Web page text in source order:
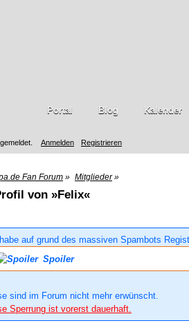
Anmelden Registrieren
Portal Blog Kalender
Fan Forum » Mitglieder»
von »Felix«
auf grund des massiven Spambots
Spoiler
sind im Forum nicht mehr erwünscht.
Sperrung ist vorerst dauerhaft.